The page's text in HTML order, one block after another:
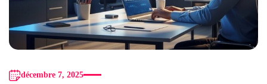
décembre 7, 2025